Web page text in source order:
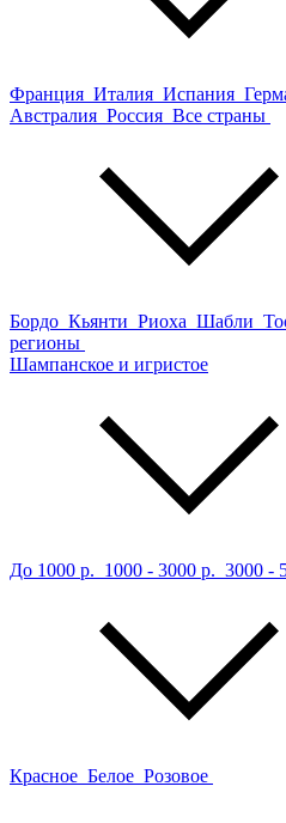
Франция Италия Испания
Австралия Россия Все страны
Бордо Кьянти Риоха Шабли
регионы
Шампанское и игристое
До 1000 р. 1000 - 3000 р. 3000 -
Красное Белое Розовое